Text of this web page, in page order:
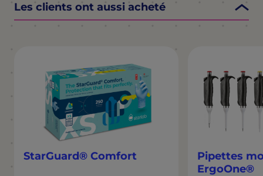
Les clients ont aussi acheté
StarGuard® Comfort
Pipettes
ErgoOne®